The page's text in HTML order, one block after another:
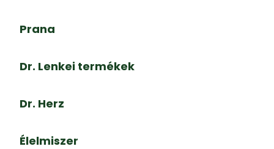
Prana
Dr. Lenkei termékek
Dr. Herz
Élelmiszer